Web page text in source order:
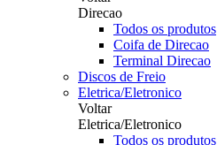
Direcao
Todos os produtos
Coifa de Direcao
Terminal Direcao
Discos de Freio
Eletrica/Eletronico
Voltar
Eletrica/Eletronico
Todos os produtos